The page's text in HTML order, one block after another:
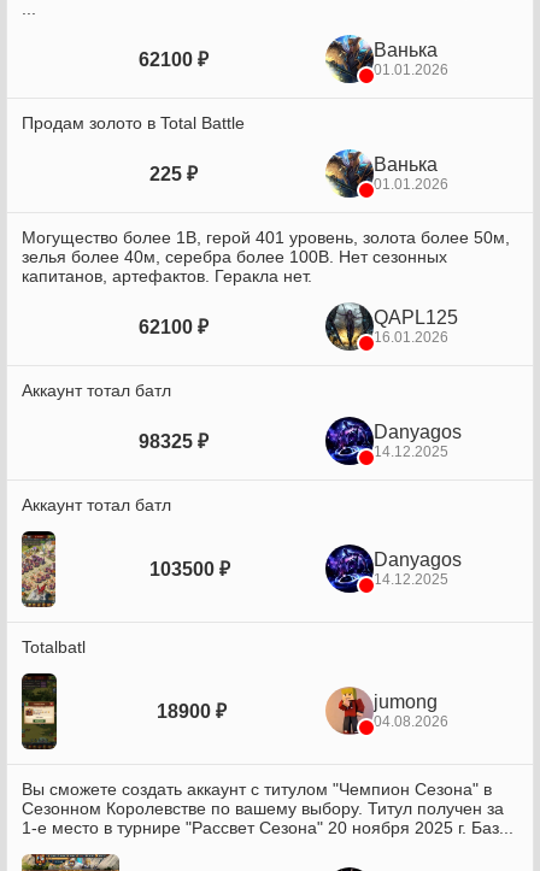
62100 ₽ Ванька
01.01.2026
Продам золото в Total Battle
225 ₽ Ванька
01.01.2026
Могущество более 1В, герой 401 уровень, золота более 50м,
зелья более 40м, серебра более 100В. Нет сезонных
капитанов, артефактов. Геракла нет.
62100 ₽ QAPL125
16.01.2026
Аккаунт тотал батл
98325 ₽ Danyagos
14.12.2025
Аккаунт тотал батл
103500 ₽ Danyagos
14.12.2025
Totalbatl
18900 ₽ jumong
04.08.2026
Вы сможете создать аккаунт с титулом "Чемпион Сезона" в
Сезонном Королевстве по вашему выбору. Титул получен за
1-е место в турнире "Рассвет Сезона" 20 ноября 2025 г. Баз...